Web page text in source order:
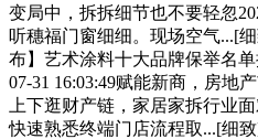
变局中，拆拆细节也不要轻忽
听穗福门窗细细。现场空气...[
布】艺术涂料十大品牌保举名单
07-31 16:03:49赋能新商，房地
上下逛财产链，家居家拆行业
快速熟悉终端门店流程取...[细